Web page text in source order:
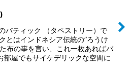
バティック （タペストリー）で
とはインドネシア伝統の”ろうけ
布の事を言い、これ一枚あればパ
部屋でもサイケデリックな空間に